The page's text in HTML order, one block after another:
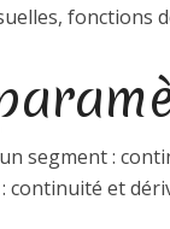
fonctions
segment :
et